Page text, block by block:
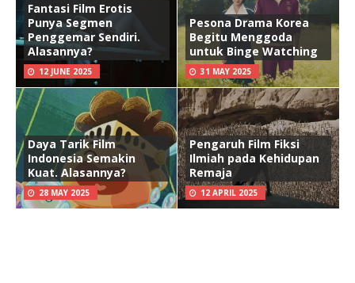
Fantasi Film Erotis
Punya Segmen
Penggemar Sendiri.
Alasannya?
12 JUNE 2025
Pesona Drama Korea
Begitu Menggoda
untuk Binge Watching
31 MAY 2025
Daya Tarik Film
Indonesia Semakin
Kuat. Alasannya?
28 MAY 2025
Pengaruh Film Fiksi
Ilmiah pada Kehidupan
Remaja
12 APRIL 2025